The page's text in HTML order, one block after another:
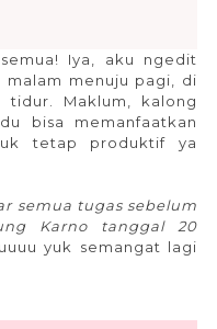
Iya, aku ngedit
menuju pagi, di
tidur. Maklum, kalong
bisa memanfaatkan
tetap produktif ya
semua tugas sebelum
Karno tanggal 20
yuk semangat lagi